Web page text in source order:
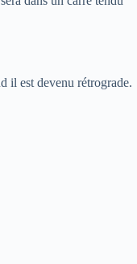
il est devenu rétrograde.